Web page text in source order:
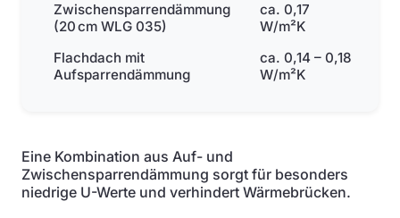
Zwischensparrendämmung
(20 cm WLG 035)
ca. 0,17
W/m²K
Flachdach mit
Aufsparrendämmung
ca. 0,14 – 0,18
W/m²K
Eine Kombination aus Auf- und
Zwischensparrendämmung sorgt für besonders
niedrige U-Werte und verhindert Wärmebrücken.